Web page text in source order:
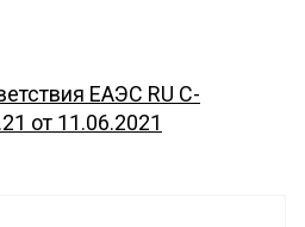
ЕАЭС RU C-
от 11.06.2021